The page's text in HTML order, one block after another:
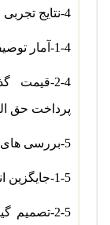
4-نتایج تجربی
1-4-آمار توصیفی
2-4-قیمت
پرداخت حق
5-بررسی های بیشتر
1-5-جایگزین اندازه گیری کاهش (تنزیل)
2-5-